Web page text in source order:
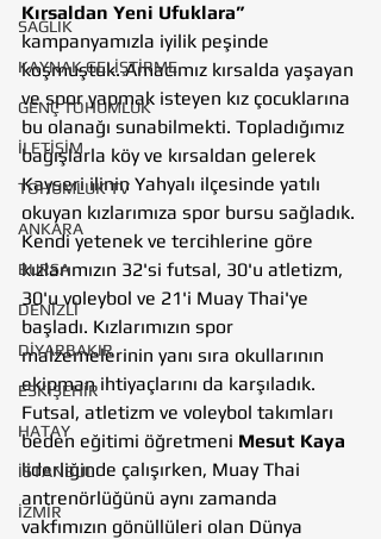
SAĞLIK
KAYNAK GELİŞTİRME
GENÇ TOHUMLUK
İLETİŞİM
TOHUMLUK TV
ANKARA
BURSA
DENİZLİ
DİYARBAKIR
ESKİŞEHİR
HATAY
İSTANBUL
İZMİR
Kırsaldan Yeni Ufuklara”
kampanyamızla iyilik peşinde
koşmuştuk. Amacımız kırsalda yaşayan
ve spor yapmak isteyen kız çocuklarına
bu olanağı sunabilmekti. Topladığımız
bağışlarla köy ve kırsaldan gelerek
Kayseri ilinin Yahyalı ilçesinde yatılı
okuyan kızlarımıza spor bursu sağladık.
Kendi yetenek ve tercihlerine göre
kızlarımızın 32'si futsal, 30'u atletizm,
30'u voleybol ve 21'i Muay Thai'ye
başladı. Kızlarımızın spor
malzemelerinin yanı sıra okullarının
ekipman ihtiyaçlarını da karşıladık.
Futsal, atletizm ve voleybol takımları
beden eğitimi öğretmeni Mesut Kaya
liderliğinde çalışırken, Muay Thai
antrenörlüğünü aynı zamanda
vakfımızın gönüllüleri olan Dünya